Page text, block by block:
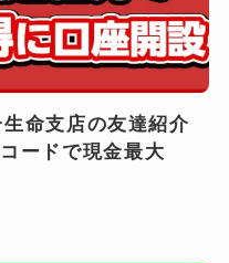
命支店の友達紹介
ードで現金最大